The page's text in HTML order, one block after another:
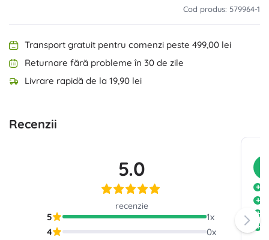
Cod produs: 579964-1
Transport gratuit pentru comenzi peste 499,00 lei
Returnare fără probleme în 30 de zile
Livrare rapidă de la 19,90 lei
Recenzii
5.0
recenzie
5 1x
4
0x